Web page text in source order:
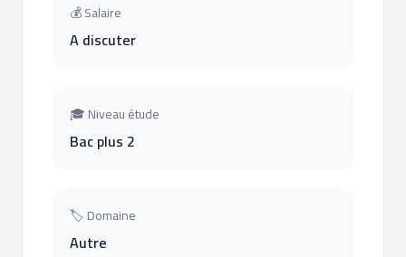
💰 Salaire
A discuter
🎓 Niveau étude
Bac plus 2
🏷 Domaine
Autre